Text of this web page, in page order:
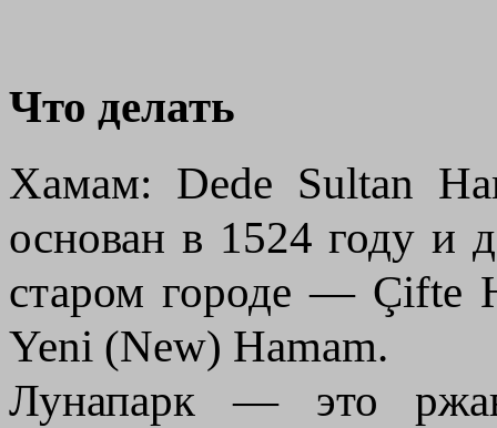
Что делать
Хамам: Dede Sultan
основан в 1524 году и
старом городе — Çifte
Yeni (New) Hamam.
Лунапарк — это